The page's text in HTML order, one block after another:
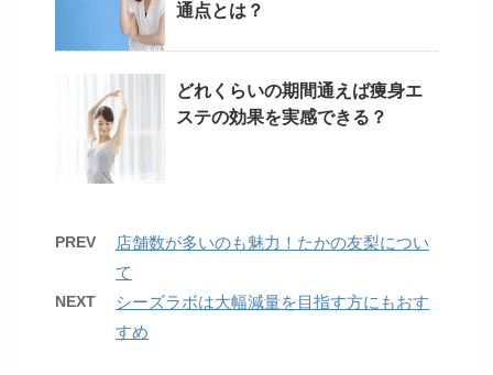
通点とは？
どれくらいの期間通えば痩身エ
ステの効果を実感できる？
PREV
店舗数が多いのも魅力！たかの友梨につい
て
NEXT
シーズラボは大幅減量を目指す方にもおす
すめ